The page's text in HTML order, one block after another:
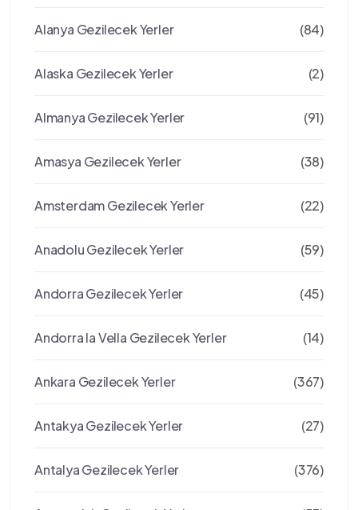
Alanya Gezilecek Yerler (84)
Alaska Gezilecek Yerler (2)
Almanya Gezilecek Yerler (91)
Amasya Gezilecek Yerler (38)
Amsterdam Gezilecek Yerler (22)
Anadolu Gezilecek Yerler (59)
Andorra Gezilecek Yerler (45)
Andorra la Vella Gezilecek Yerler (14)
Ankara Gezilecek Yerler (367)
Antakya Gezilecek Yerler (27)
Antalya Gezilecek Yerler (376)